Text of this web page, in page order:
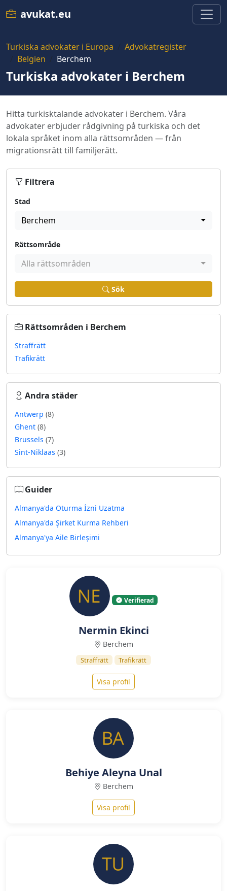
avukat.eu
Turkiska advokater i Europa
Advokatregister
Belgien
Berchem
Turkiska advokater i Berchem
Hitta turkisktalande advokater i Berchem. Våra
advokater erbjuder rådgivning på turkiska och det
lokala språket inom alla rättsområden — från
migrationsrätt till familjerätt.
Filtrera
Stad
Berchem
Rättsområde
Alla rättsområden
Sök
Rättsområden i Berchem
Straffrätt
Trafikrätt
Andra städer
Antwerp (8)
Ghent (8)
Brussels (7)
Sint-Niklaas (3)
Guider
Almanya'da Oturma İzni Uzatma
Almanya'da Şirket Kurma Rehberi
Almanya'ya Aile Birleşimi
Verifierad
Nermin Ekinci
Berchem
Straffrätt Trafikrätt
Visa profil
Behiye Aleyna Unal
Berchem
Visa profil